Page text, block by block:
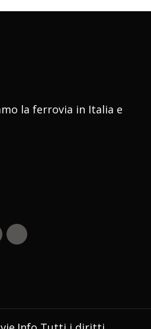
la ferrovia in Italia e